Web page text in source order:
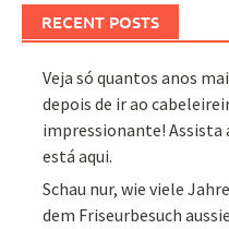
RECENT POSTS
Veja só quantos anos
depois de ir ao
impressionante!
está aqui.
Schau nur, wie viele
dem Friseurbesuch